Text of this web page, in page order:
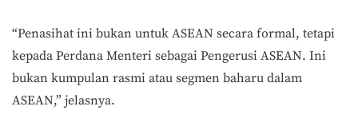
“Penasihat ini bukan untuk ASEAN secara formal, tetapi
kepada Perdana Menteri sebagai Pengerusi ASEAN. Ini
bukan kumpulan rasmi atau segmen baharu dalam
ASEAN,” jelasnya.